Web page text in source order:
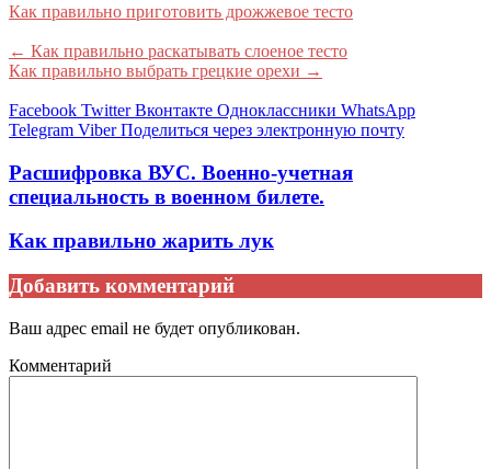
Как правильно приготовить дрожжевое тесто
← Как правильно раскатывать слоеное тесто
Как правильно выбрать грецкие орехи →
Facebook Twitter Вконтакте Одноклассники WhatsApp
Telegram Viber Поделиться через электронную почту
Расшифровка ВУС. Военно-учетная
специальность в военном билете.
Как правильно жарить лук
Добавить комментарий
Ваш адрес email не будет опубликован.
Комментарий